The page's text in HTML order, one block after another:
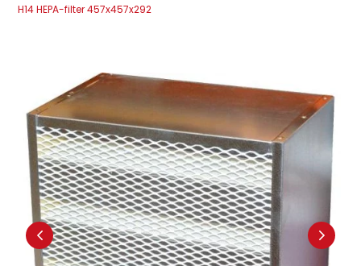
H14 HEPA-filter 457x457x292